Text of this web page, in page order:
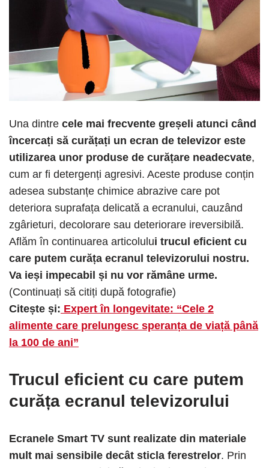
Una dintre cele mai frecvente greșeli atunci când
încercați să curățați un ecran de televizor este
utilizarea unor produse de curățare neadecvate,
cum ar fi detergenți agresivi. Aceste produse conțin
adesea substanțe chimice abrazive care pot
deteriora suprafața delicată a ecranului, cauzând
zgârieturi, decolorare sau deteriorare ireversibilă.
Aflăm în continuarea articolului trucul eficient cu
care putem curăța ecranul televizorului nostru.
Va ieși impecabil și nu vor rămâne urme.
(Continuați să citiți după fotografie)
Citește și: Expert în longevitate: “Cele 2
alimente care prelungesc speranța de viață până
la 100 de ani”
Trucul eficient cu care putem
curăța ecranul televizorului
Ecranele Smart TV sunt realizate din materiale
mult mai sensibile decât sticla ferestrelor. Prin